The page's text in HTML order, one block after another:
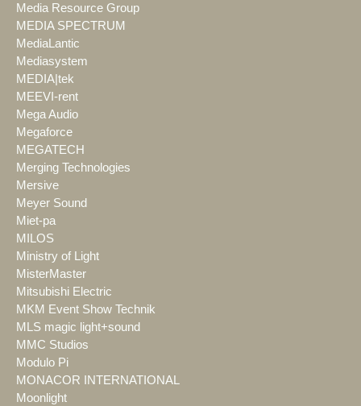
Media Resource Group
MEDIA SPECTRUM
MediaLantic
Mediasystem
MEDIA|tek
MEEVI-rent
Mega Audio
Megaforce
MEGATECH
Merging Technologies
Mersive
Meyer Sound
Miet-pa
MILOS
Ministry of Light
MisterMaster
Mitsubishi Electric
MKM Event Show Technik
MLS magic light+sound
MMC Studios
Modulo Pi
MONACOR INTERNATIONAL
Moonlight